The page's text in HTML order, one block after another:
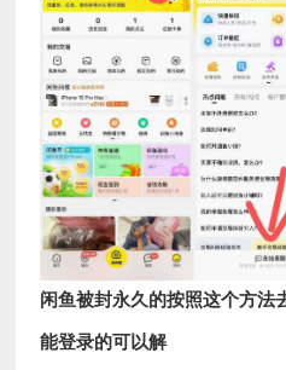
闲鱼被封永久的按照这个方法
能登录的可以解